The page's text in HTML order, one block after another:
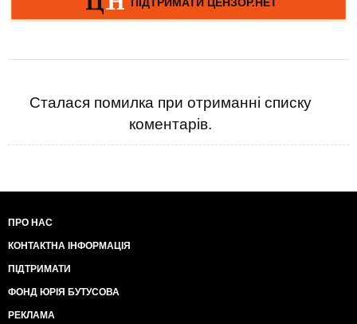
Сталася помилка при отриманні списку
коментарів.
ПРО НАС
КОНТАКТНА ІНФОРМАЦІЯ
ПІДТРИМАТИ
ФОНД ЮРІЯ БУТУСОВА
РЕКЛАМА